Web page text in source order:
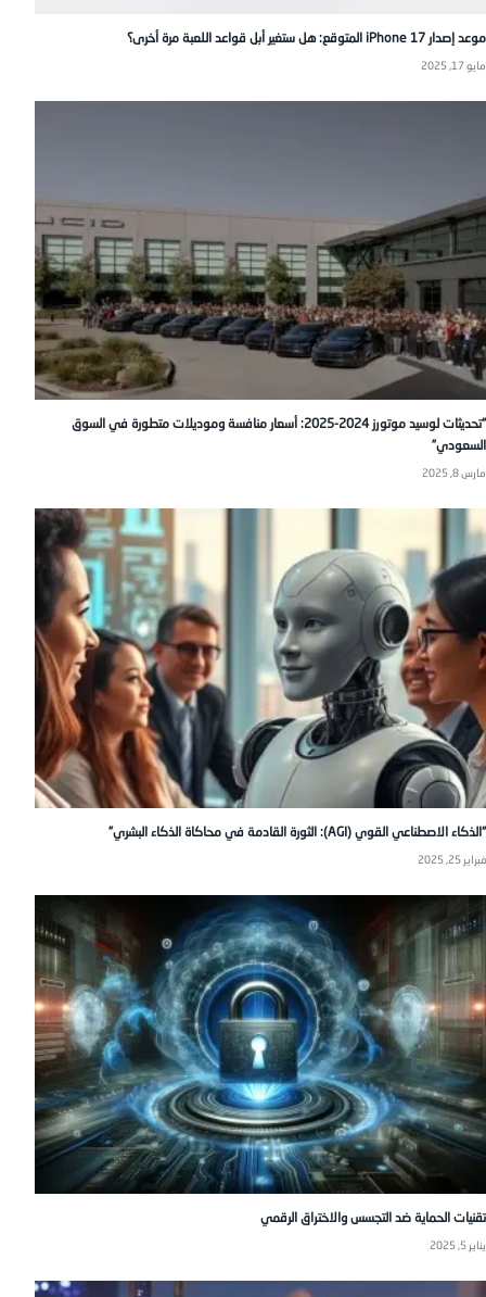
موعد إصدار iPhone 17 المتوقع: هل ستغير أبل قواعد اللعبة مرة أخرى؟
مايو 17, 2025
“تحديثات لوسيد موتورز 2024-2025: أسعار منافسة وموديلات متطورة في السوق
السعودي”
مارس 8, 2025
“الذكاء الاصطناعي القوي (AGI): الثورة القادمة في محاكاة الذكاء البشري”
فبراير 25, 2025
تقنيات الحماية ضد التجسس والاختراق الرقمي
يناير 5, 2025